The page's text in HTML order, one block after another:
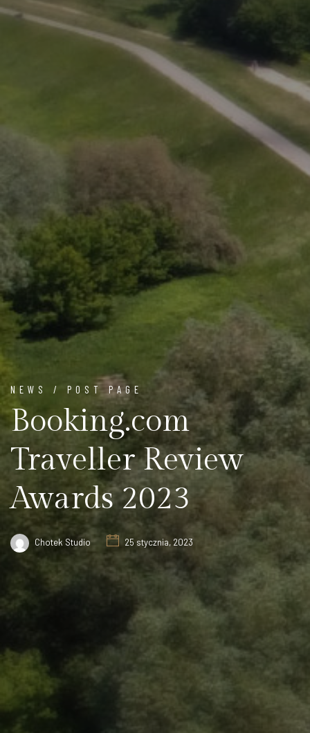
NEWS / POST PAGE
Booking.com
Traveller Review
Awards 2023
Chotek Studio 25 stycznia, 2023